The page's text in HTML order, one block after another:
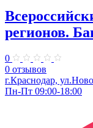
регионов.
0
0 отзывов
г.Краснодар,
Пн-Пт 09:00-18:00